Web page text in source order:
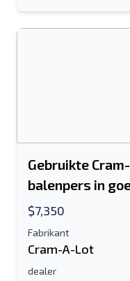
Gebruikte
balenpers in
$7,350
Fabrikant
Cram-A-Lot
dealer